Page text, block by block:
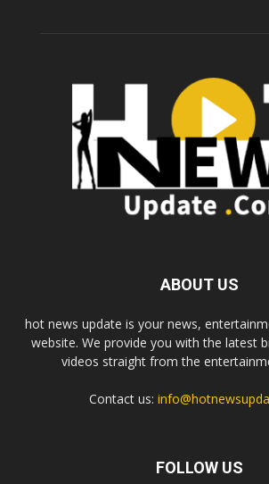
ABOUT US
hot news update is your news,
website. We provide you with the latest
videos straight from the
Contact us:
FOLLOW US